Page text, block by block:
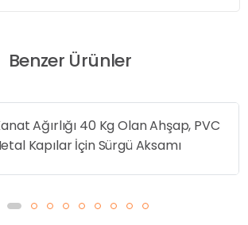
Benzer Ürünler
PVC
GEZE GC 172